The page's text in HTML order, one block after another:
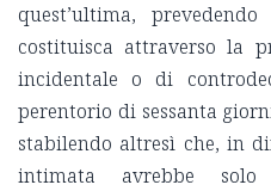
quest’ultima,
costituisca attraverso la
incidentale o di
perentorio di sessanta
stabilendo altresì che, in
intimata avrebbe